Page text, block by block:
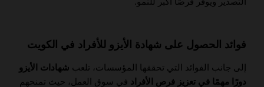
فوائد الحصول على شهادة الأيزو للأفراد في الكويت
إلى جانب الفوائد التي تحققها المؤسسات، تلعب شهادات الأيزو
دورًا مهمًا في تعزيز فرص الأفراد في سوق العمل، حيث تمنحهم